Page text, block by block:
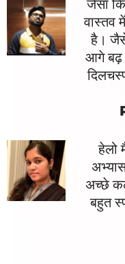
जैसा
वास्तव
है।
आगे बढ़
हेलो
अच्छे
बहुत